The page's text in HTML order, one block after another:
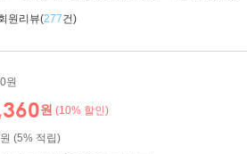
원리뷰(277건)
원
원 (10% 할인)
(5% 적립)